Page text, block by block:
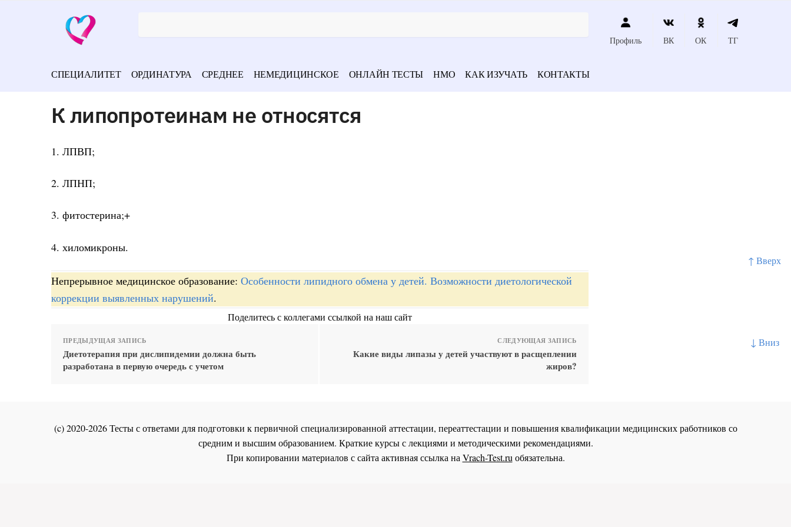
↑ Вверх
↓ Вниз
Профиль ВК ОК ТГ
СПЕЦИАЛИТЕТ ОРДИНАТУРА СРЕДНЕЕ НЕМЕДИЦИНСКОЕ ОНЛАЙН ТЕСТЫ НМО КАК ИЗУЧАТЬ КОНТАКТЫ
К липопротеинам не относятся
1. ЛПВП;
2. ЛПНП;
3. фитостерина;+
4. хиломикроны.
Непрерывное медицинское образование: Особенности липидного обмена у детей. Возможности диетологической
коррекции выявленных нарушений.
Поделитесь с коллегами ссылкой на наш сайт
ПРЕДЫДУЩАЯ ЗАПИСЬ
Диетотерапия при дислипидемии должна быть
разработана в первую очередь с учетом
СЛЕДУЮЩАЯ ЗАПИСЬ
Какие виды липазы у детей участвуют в расщеплении
жиров?
(c) 2020-2026 Тесты с ответами для подготовки к первичной специализированной аттестации, переаттестации и повышения квалификации медицинских работников со
средним и высшим образованием. Краткие курсы с лекциями и методическими рекомендациями.
При копировании материалов с сайта активная ссылка наVrach-Test.ruобязательна.